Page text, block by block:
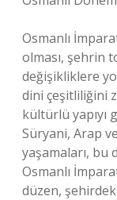
Osmanlı
olması, şehrin
değişikliklere
dini çeşitliliğini
kültürlü yapıyı
Süryani, Arap
yaşamaları, bu
Osmanlı
düzen,